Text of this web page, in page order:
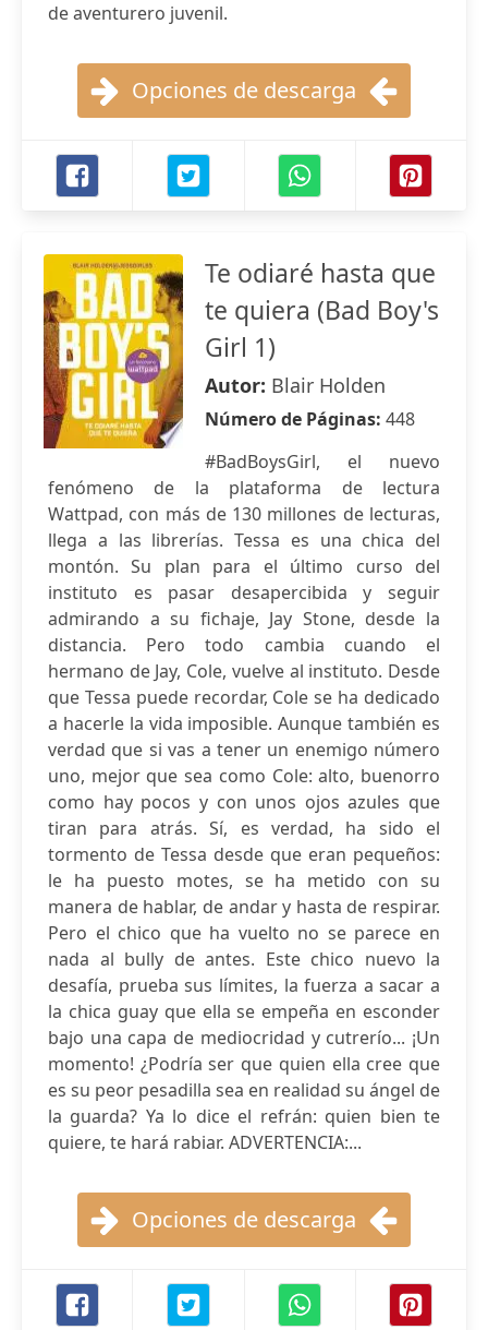
de aventurero juvenil.
Opciones de descarga
Te odiaré hasta que
te quiera (Bad Boy's
Girl 1)
Autor: Blair Holden
Número de Páginas: 448
#BadBoysGirl, el nuevo
fenómeno de la plataforma de lectura
Wattpad, con más de 130 millones de lecturas,
llega a las librerías. Tessa es una chica del
montón. Su plan para el último curso del
instituto es pasar desapercibida y seguir
admirando a su fichaje, Jay Stone, desde la
distancia. Pero todo cambia cuando el
hermano de Jay, Cole, vuelve al instituto. Desde
que Tessa puede recordar, Cole se ha dedicado
a hacerle la vida imposible. Aunque también es
verdad que si vas a tener un enemigo número
uno, mejor que sea como Cole: alto, buenorro
como hay pocos y con unos ojos azules que
tiran para atrás. Sí, es verdad, ha sido el
tormento de Tessa desde que eran pequeños:
le ha puesto motes, se ha metido con su
manera de hablar, de andar y hasta de respirar.
Pero el chico que ha vuelto no se parece en
nada al bully de antes. Este chico nuevo la
desafía, prueba sus límites, la fuerza a sacar a
la chica guay que ella se empeña en esconder
bajo una capa de mediocridad y cutrerío... ¡Un
momento! ¿Podría ser que quien ella cree que
es su peor pesadilla sea en realidad su ángel de
la guarda? Ya lo dice el refrán: quien bien te
quiere, te hará rabiar. ADVERTENCIA:...
Opciones de descarga